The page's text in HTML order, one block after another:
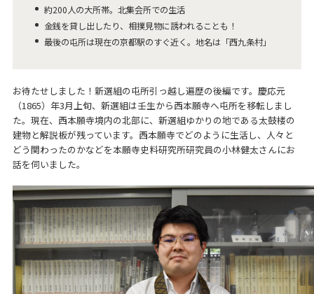
約200人の大所帯。北集会所での生活
金銭を貸し出したり、相撲見物に誘われることも！
最後の屯所は現在の京都駅のすぐ近く。地名は「西九条村」
お待たせしました！新選組の屯所引っ越し遍歴の後編です。慶応元
（1865）年3月上旬、新選組は壬生から西本願寺へ屯所を移転しまし
た。現在、西本願寺境内の北部に、新選組ゆかりの地である太鼓楼の
建物と解説板が残っています。西本願寺でどのように生活し、人々と
どう関わったのかなどを本願寺史料研究所研究員の小林健太さんにお
話を伺いました。